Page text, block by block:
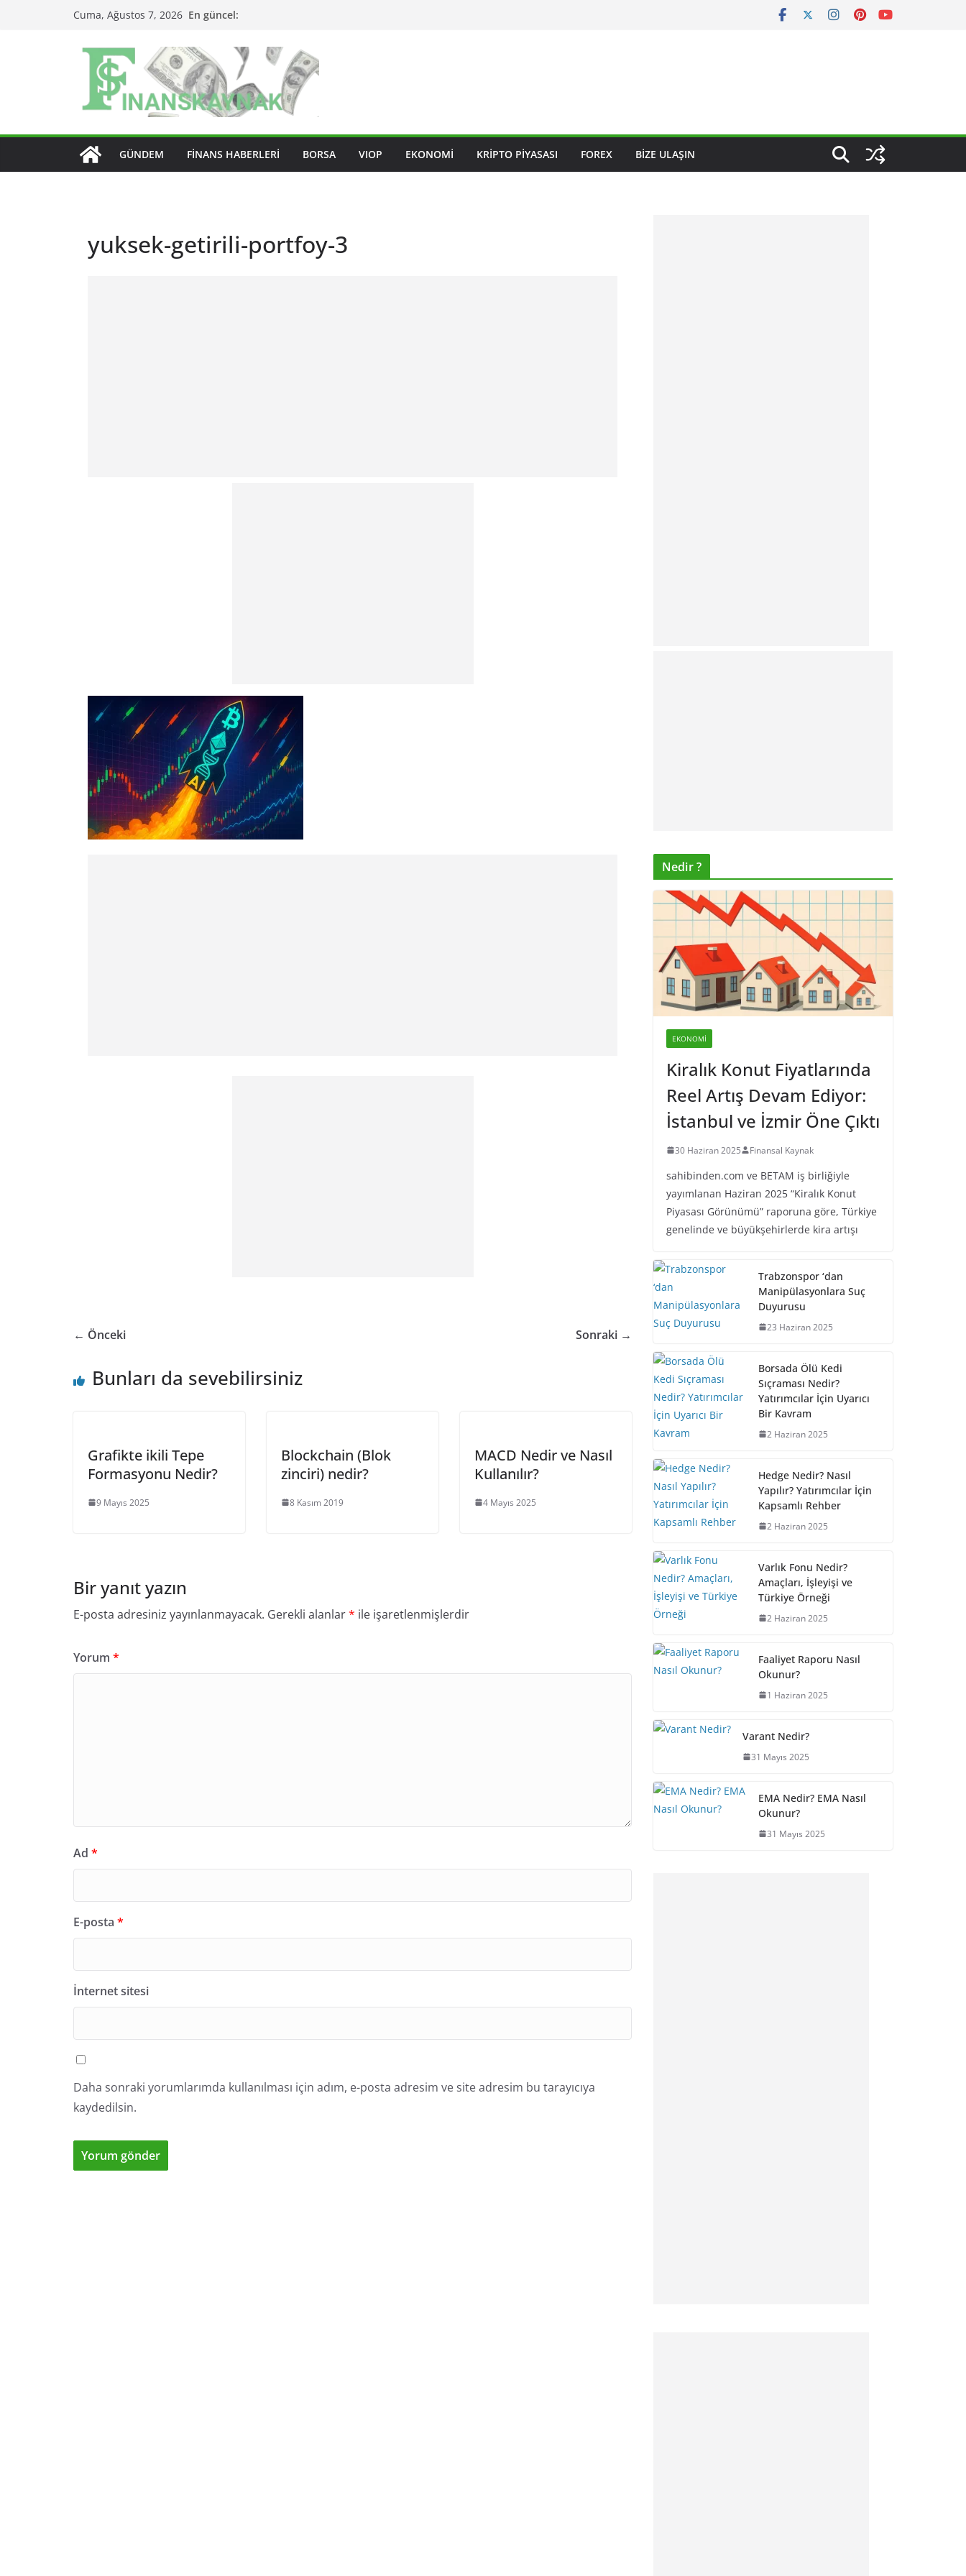
Cuma, Ağustos 7, 2026 En güncel:
GÜNDEM FINANS HABERLERI BORSA VIOP EKONOMI KRIPTO PIYASASI FOREX BIZE ULAŞIN
yuksek-getirili-portfoy-3
← Önceki Sonraki →
Bunları da sevebilirsiniz
Grafikte ikili Tepe
Formasyonu Nedir?
9 Mayıs 2025
Blockchain (Blok
zinciri) nedir?
8 Kasım 2019
MACD Nedir ve Nasıl
Kullanılır?
4 Mayıs 2025
Bir yanıt yazın
E-posta adresiniz yayınlanmayacak. Gerekli alanlar* ile işaretlenmişlerdir
Yorum *
Ad *
E-posta *
İnternet sitesi
Daha sonraki yorumlarımda kullanılması için adım, e-posta adresim ve site adresim bu tarayıcıya
kaydedilsin.
Nedir ?
EKONOMI
Kiralık Konut Fiyatlarında
Reel Artış Devam Ediyor:
İstanbul ve İzmir Öne Çıktı
30 Haziran 2025 Finansal Kaynak
sahibinden.com ve BETAM iş birliğiyle
yayımlanan Haziran 2025 “Kiralık Konut
Piyasası Görünümü” raporuna göre, Türkiye
genelinde ve büyükşehirlerde kira artışı
Trabzonspor ‘dan
Manipülasyonlara Suç
Duyurusu
23 Haziran 2025
Borsada Ölü Kedi
Sıçraması Nedir?
Yatırımcılar İçin Uyarıcı
Bir Kavram
2 Haziran 2025
Hedge Nedir? Nasıl
Yapılır? Yatırımcılar İçin
Kapsamlı Rehber
2 Haziran 2025
Varlık Fonu Nedir?
Amaçları, İşleyişi ve
Türkiye Örneği
2 Haziran 2025
Faaliyet Raporu Nasıl
Okunur?
1 Haziran 2025
Varant Nedir?
31 Mayıs 2025
EMA Nedir? EMA Nasıl
Okunur?
31 Mayıs 2025